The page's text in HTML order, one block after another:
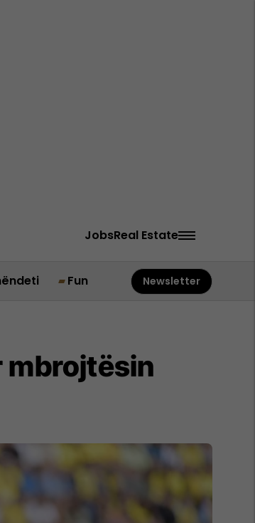
JobsReal Estate
Fun Newsletter
mbrojtësin